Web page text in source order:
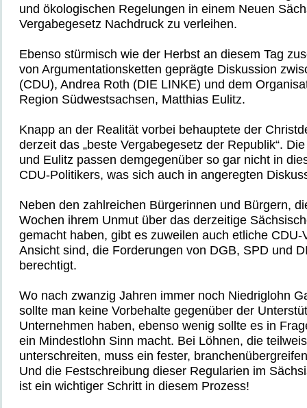
und ökologischen Regelungen in einem Neuen
Vergabegesetz Nachdruck zu verleihen.
Ebenso stürmisch wie der Herbst an diesem Tag
von Argumentationsketten geprägte Diskussion
(CDU), Andrea Roth (DIE LINKE) und dem
Region Südwestsachsen, Matthias Eulitz.
Knapp an der Realität vorbei behauptete der
derzeit das „beste Vergabegesetz der Republik“.
und Eulitz passen demgegenüber so gar nicht in
CDU-Politikers, was sich auch in angeregten
Neben den zahlreichen Bürgerinnen und Bürgern,
Wochen ihrem Unmut über das derzeitige
gemacht haben, gibt es zuweilen auch etliche CDU-
Ansicht sind, die Forderungen von DGB, SPD und
berechtigt.
Wo nach zwanzig Jahren immer noch Niedriglohn
sollte man keine Vorbehalte gegenüber der
Unternehmen haben, ebenso wenig sollte es in
ein Mindestlohn Sinn macht. Bei Löhnen, die
unterschreiten, muss ein fester,
Und die Festschreibung dieser Regularien im
ist ein wichtiger Schritt in diesem Prozess!